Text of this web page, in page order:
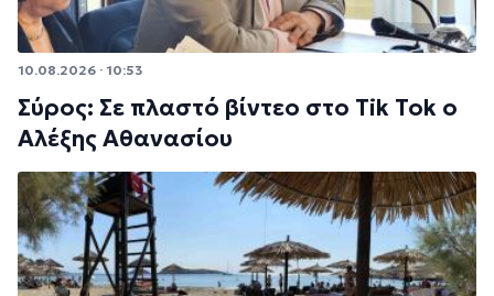
10.08.2026 · 10:53
Σύρος: Σε πλαστό βίντεο στο Tik Tok ο
Αλέξης Αθανασίου